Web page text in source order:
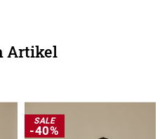
Artikel
SALE
-40%